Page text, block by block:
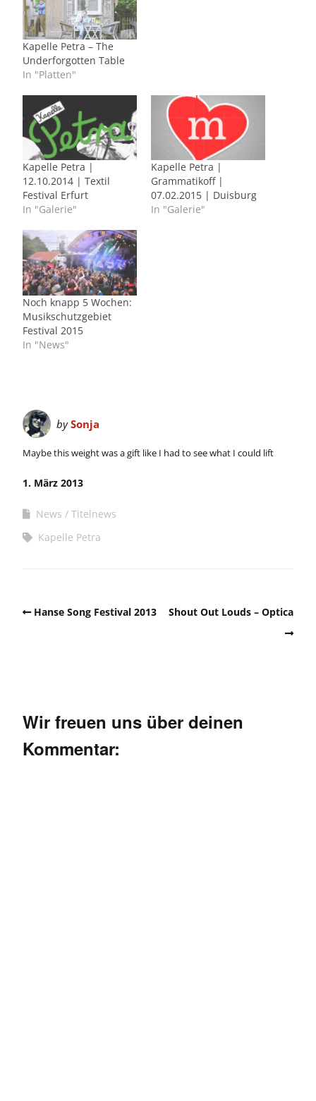
Kapelle Petra – The
Underforgotten Table
In "Platten"
Kapelle Petra |
12.10.2014 | Textil
Festival Erfurt
In "Galerie"
Kapelle Petra |
Grammatikoff |
07.02.2015 | Duisburg
In "Galerie"
Noch knapp 5 Wochen:
Musikschutzgebiet
Festival 2015
In "News"
bySonja
Maybe this weight was a gift like I had to see what I could lift
1. März 2013
News
Titelnews
Kapelle Petra
Hanse Song Festival 2013 Shout Out Louds – Optica
Wir freuen uns über deinen
Kommentar: